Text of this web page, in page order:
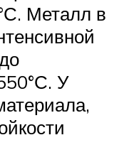
Металл в
У